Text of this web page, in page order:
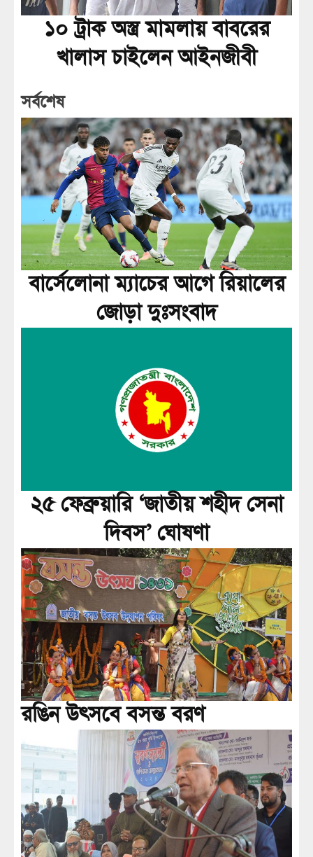
১০ ট্রাক অস্ত্র মামলায় বাবরের
খালাস চাইলেন আইনজীবী
সর্বশেষ
বার্সেলোনা ম্যাচের আগে রিয়ালের
জোড়া দুঃসংবাদ
২৫ ফেব্রুয়ারি ‘জাতীয় শহীদ সেনা
দিবস’ ঘোষণা
রঙিন উৎসবে বসন্ত বরণ